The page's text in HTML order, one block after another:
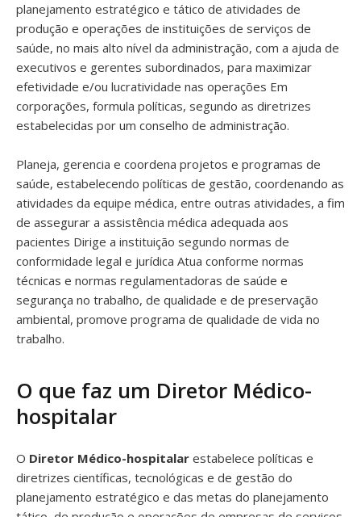
planejamento estratégico e tático de atividades de
produção e operações de instituições de serviços de
saúde, no mais alto nível da administração, com a ajuda de
executivos e gerentes subordinados, para maximizar
efetividade e/ou lucratividade nas operações Em
corporações, formula políticas, segundo as diretrizes
estabelecidas por um conselho de administração.
Planeja, gerencia e coordena projetos e programas de
saúde, estabelecendo políticas de gestão, coordenando as
atividades da equipe médica, entre outras atividades, a fim
de assegurar a assistência médica adequada aos
pacientes Dirige a instituição segundo normas de
conformidade legal e jurídica Atua conforme normas
técnicas e normas regulamentadoras de saúde e
segurança no trabalho, de qualidade e de preservação
ambiental, promove programa de qualidade de vida no
trabalho.
O que faz um Diretor Médico-
hospitalar
O Diretor Médico-hospitalar estabelece políticas e
diretrizes científicas, tecnológicas e de gestão do
planejamento estratégico e das metas do planejamento